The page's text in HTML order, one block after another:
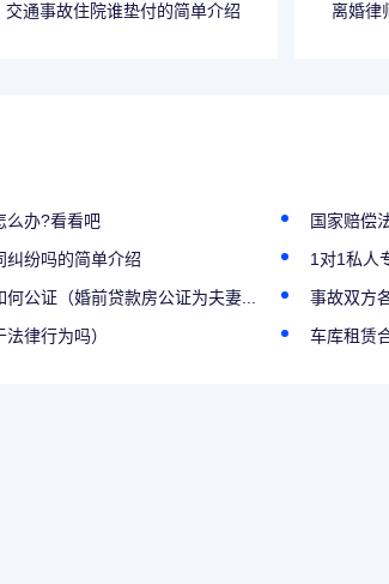
交通事故住院谁垫付的简单介绍 离婚律
么办?看看吧
国家赔偿
纠纷吗的简单介绍
1对1私人
公证（婚前贷款房公证为夫妻...
事故双方
律行为吗）
车库租赁